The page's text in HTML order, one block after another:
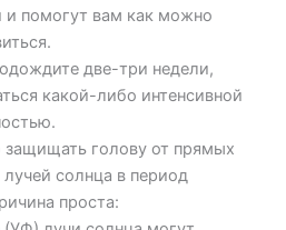
и помогут вам как можно
две-три недели,
какой-либо интенсивной
защищать голову от прямых
солнца в период
проста: